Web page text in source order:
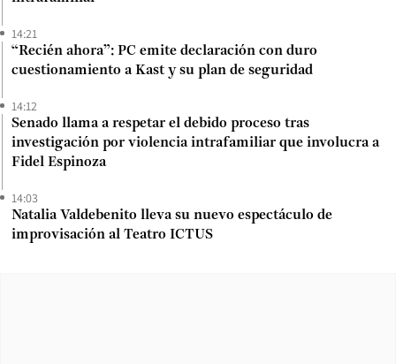
14:21
“Recién ahora”: PC emite declaración con duro
cuestionamiento a Kast y su plan de seguridad
14:12
Senado llama a respetar el debido proceso tras
investigación por violencia intrafamiliar que involucra a
Fidel Espinoza
14:03
Natalia Valdebenito lleva su nuevo espectáculo de
improvisación al Teatro ICTUS